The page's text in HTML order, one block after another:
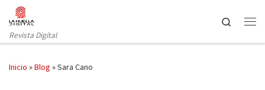
Saltar al contenido
Revista Digital
Search
Inicio »Blog »Sara Cano